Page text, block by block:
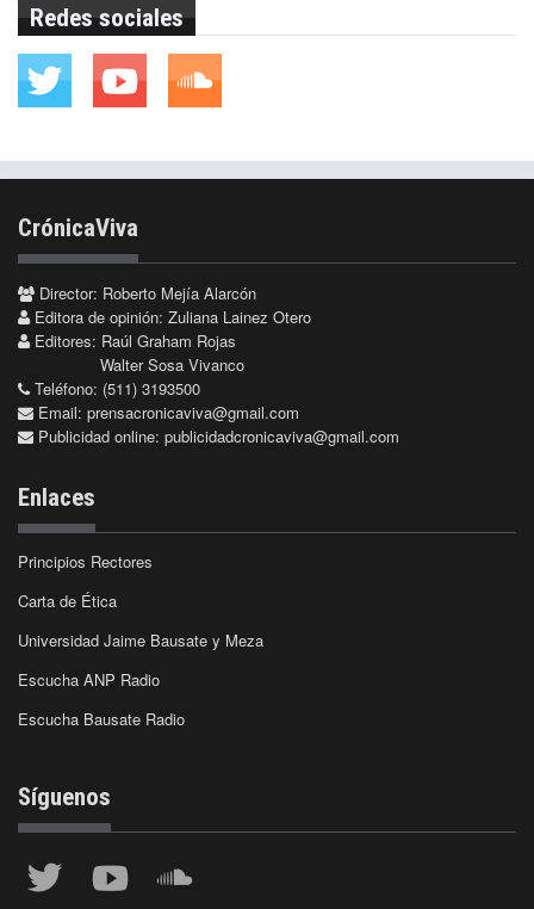
Redes sociales
CrónicaViva
Director: Roberto Mejía Alarcón
Editora de opinión: Zuliana Lainez Otero
Editores: Raúl Graham Rojas
Walter Sosa Vivanco
Teléfono: (511) 3193500
Email: prensacronicaviva@gmail.com
Publicidad online: publicidadcronicaviva@gmail.com
Enlaces
Principios Rectores
Carta de Ética
Universidad Jaime Bausate y Meza
Escucha ANP Radio
Escucha Bausate Radio
Síguenos